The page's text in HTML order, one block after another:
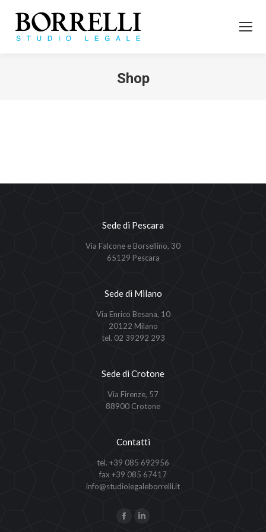
Shop
Sede di Pescara
Via Falcone e Borsellino, 30
65129 Pescara
Sede di Milano
Via Enrico Besana, 10
20122 Milano
tel. 02 39292 293
Sede di Crotone
Via Firenze, 57
88900 Crotone
Contatti
tel. +39 085 692956
fax +39 085 67417
info@studiolegaleborrelli.it
FacebookLinkedin